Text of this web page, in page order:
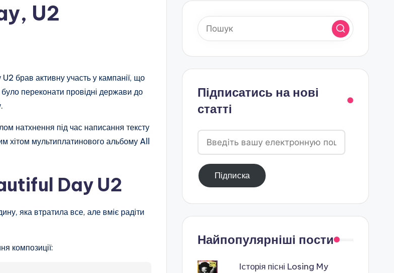
U2
брав активну участь у кампанії, що
переконати провідні держави до
натхнення під час написання тексту
хітом мультиплатинового альбому All
Day U2
яка втратила все, але вміє радіти
композиції:
Підписатись на нові
статті
Введіть
вашу
електронную
поштуПідписка
Найпопулярніші пости
Історія пісні Losing My